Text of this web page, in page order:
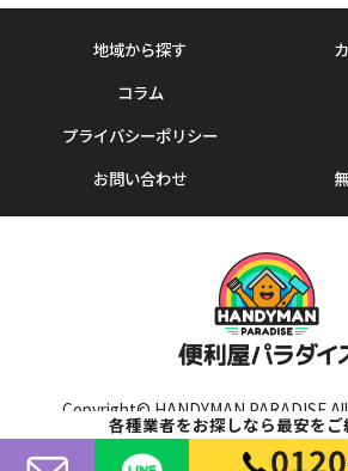
地域から探す
コラム
プライバシーポリシー
お問い合わせ
Copyright© HANDYMAN PARADISE
各種業者をお探しなら最安を